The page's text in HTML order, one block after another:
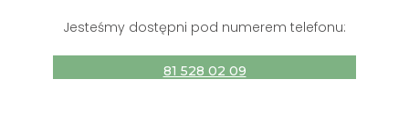
Jesteśmy dostępni pod numerem telefonu:
81 528 02 09